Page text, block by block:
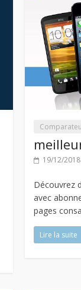
19/12/2018
Découvrez
avec
pages
Lire la suite